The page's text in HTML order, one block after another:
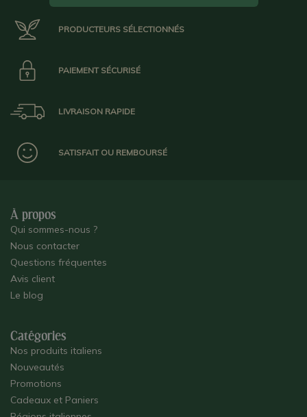
PRODUCTEURS SÉLECTIONNÉS
PAIEMENT SÉCURISÉ
LIVRAISON RAPIDE
SATISFAIT OU REMBOURSÉ
À propos
Qui sommes-nous ?
Nous contacter
Questions fréquentes
Avis client
Le blog
Catégories
Nos produits italiens
Nouveautés
Promotions
Cadeaux et Paniers